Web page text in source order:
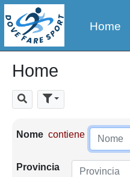
Home
Home
CercaParametri di ricerca
Nome contiene
Provincia Provincia